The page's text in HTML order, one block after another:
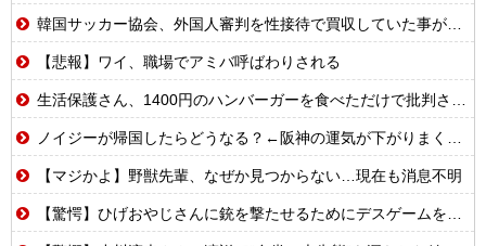
韓国サッカー協会、外国人審判を性接待で買収していた事が判明
【悲報】ワイ、職場でアミバ呼ばわりされる
生活保護さん、1400円のハンバーガーを食べただけで批判される
ノイジーが帰国したらどうなる？←阪神の運気が下がりまくるやろな
【マジかよ】野獣先輩、なぜか見つからない…現在も消息不明
【驚愕】ひげおやじさんに銃を撃たせるためにデスゲームを開催するはりーシ